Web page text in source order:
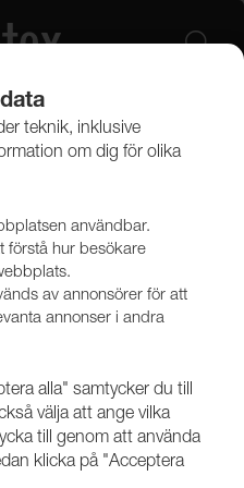
& Polyeter Naturmaterial
teknik, inklusive
om dig för olika
användbar.
förstå hur besökare
av annonsörer för att
annonser i andra
alla" samtycker du till
välja att ange vilka
till genom att använda
klicka på "Acceptera